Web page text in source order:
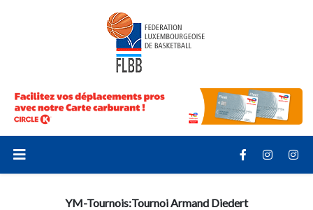
YM-Tournois:Tournoi Armand Diedert